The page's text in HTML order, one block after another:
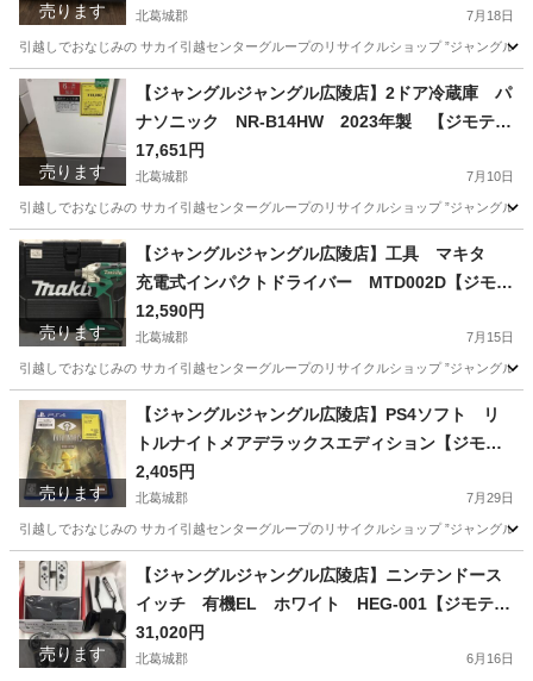
売ります 北葛城郡 7月18日
引越しでおなじみの サカイ引越センターグループのリサイクルショップ ”ジャングル
奈良 北葛城郡 ソファ ジャングル
売ります
【ジャングルジャングル広陵店】2ドア冷蔵庫 パ
ナソニック NR-B14HW 2023年製 【ジモティ
ー特別価格】
17,651円
北葛城郡 7月10日
引越しでおなじみの サカイ引越センターグループのリサイクルショップ ”ジャングル
奈良 北葛城郡 キッチン家電 ジャングル
売ります
【ジャングルジャングル広陵店】工具 マキタ
充電式インパクトドライバー MTD002D【ジモテ
ィー特別価格！】
12,590円
北葛城郡 7月15日
引越しでおなじみの サカイ引越センターグループのリサイクルショップ ”ジャングル
奈良 北葛城郡 その他 買取
売ります
【ジャングルジャングル広陵店】PS4ソフト リ
トルナイトメアデラックスエディション【ジモテ
ィ特別価格】
2,405円
北葛城郡 7月29日
引越しでおなじみの サカイ引越センターグループのリサイクルショップ ”ジャングル
奈良 北葛城郡 テレビゲーム
売ります
【ジャングルジャングル広陵店】ニンテンドース
イッチ 有機EL ホワイト HEG-001【ジモティ
ー特別価格！】
31,020円
北葛城郡 6月16日